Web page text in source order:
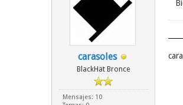
carasoles
BlackHat Bronce
Mensajes: 10